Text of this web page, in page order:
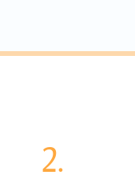
2.